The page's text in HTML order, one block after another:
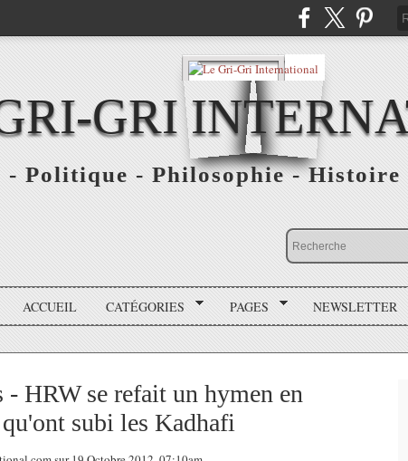
GRI
Politique - Philosophie - Histoire
ACCUEIL CATÉGORIES PAGES NEWSLETTER
- HRW se refait un hymen en
subi les Kadhafi